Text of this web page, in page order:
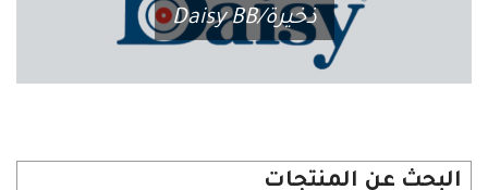
ذخيرة/Daisy BB
البحث عن المنتجات